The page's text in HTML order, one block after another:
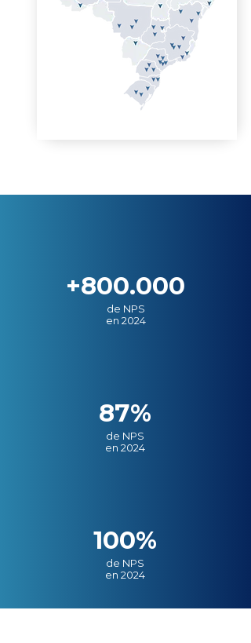
+800.000
de NPS
en 2024
87%
de NPS
en 2024
100%
de NPS
en 2024